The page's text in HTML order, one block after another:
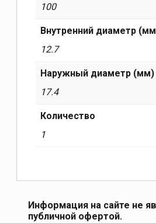
100
Внутренний диаметр
12.7
Наружный диаметр (мм)
17.4
Количество
1
Информация на сайте не
публичной офертой.